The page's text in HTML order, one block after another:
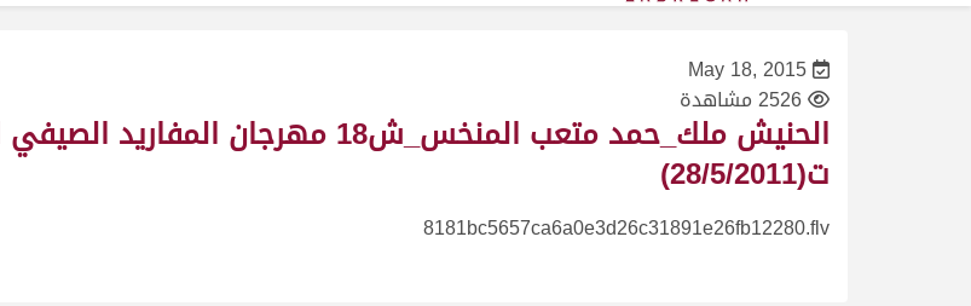
May 18, 2015
2526 مشاهدة
ت(28/5/2011)
8181bc5657ca6a0e3d26c31891e26fb12280.flv